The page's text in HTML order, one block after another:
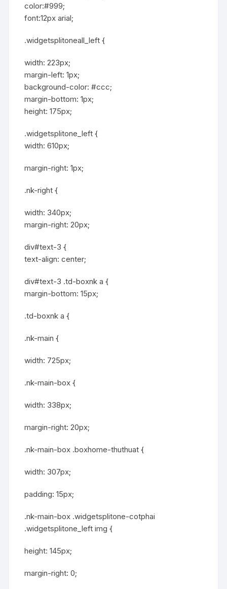
color:#999;
font:12px arial;
.widgetsplitoneall_left {
width: 223px;
margin-left: 1px;
background-color: #ccc;
margin-bottom: 1px;
height: 175px;
.widgetsplitone_left {
width: 610px;
margin-right: 1px;
.nk-right {
width: 340px;
margin-right: 20px;
div#text-3 {
text-align: center;
div#text-3 .td-boxnk a {
margin-bottom: 15px;
.td-boxnk a {
.nk-main {
width: 725px;
.nk-main-box {
width: 338px;
margin-right: 20px;
.nk-main-box .boxhome-thuthuat {
width: 307px;
padding: 15px;
.nk-main-box .widgetsplitone-cotphai
.widgetsplitone_left img {
height: 145px;
margin-right: 0;